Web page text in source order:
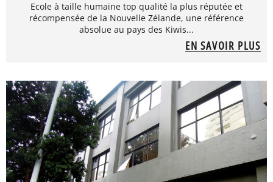
Ecole à taille humaine top qualité la plus réputée et
récompensée de la Nouvelle Zélande, une référence
absolue au pays des Kiwis...
EN SAVOIR PLUS